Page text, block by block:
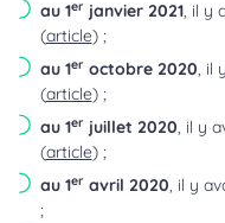
au 1erjanvier 2021, il y
(article) ;
au 1eroctobre 2020, il
(article) ;
au 1erjuillet 2020, il y
(article) ;
au 1eravril 2020, il y
;